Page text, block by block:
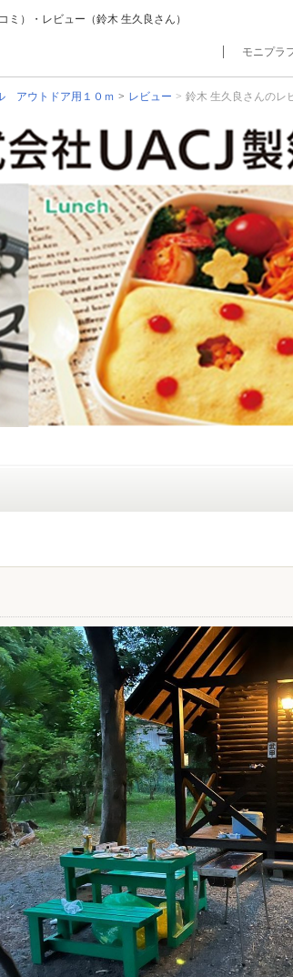
）・レビュー（鈴木 生久良さん）
モニプラ
アウトドア用１０ｍ レビュー 鈴木 生久良さんのレ